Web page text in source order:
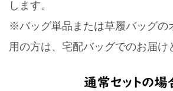
します。
※バッグ単品または草履バッグの
用の方は、宅配バッグでのお届け